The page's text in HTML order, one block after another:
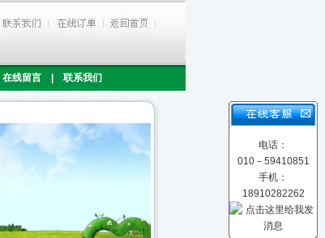
在线留言 联系我们
电话：
010－59410851
手机：
18910282262